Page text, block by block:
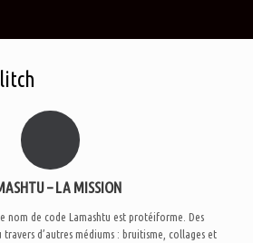
– LA MISSION
nom de code Lamashtu est protéiforme. Des
d’autres médiums : bruitisme, collages et